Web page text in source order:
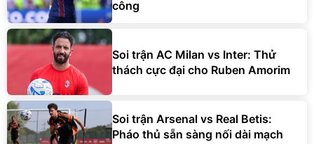
công
Soi trận AC Milan vs Inter: Thử
thách cực đại cho Ruben Amorim
Soi trận Arsenal vs Real Betis:
Pháo thủ sẵn sàng nối dài mạch